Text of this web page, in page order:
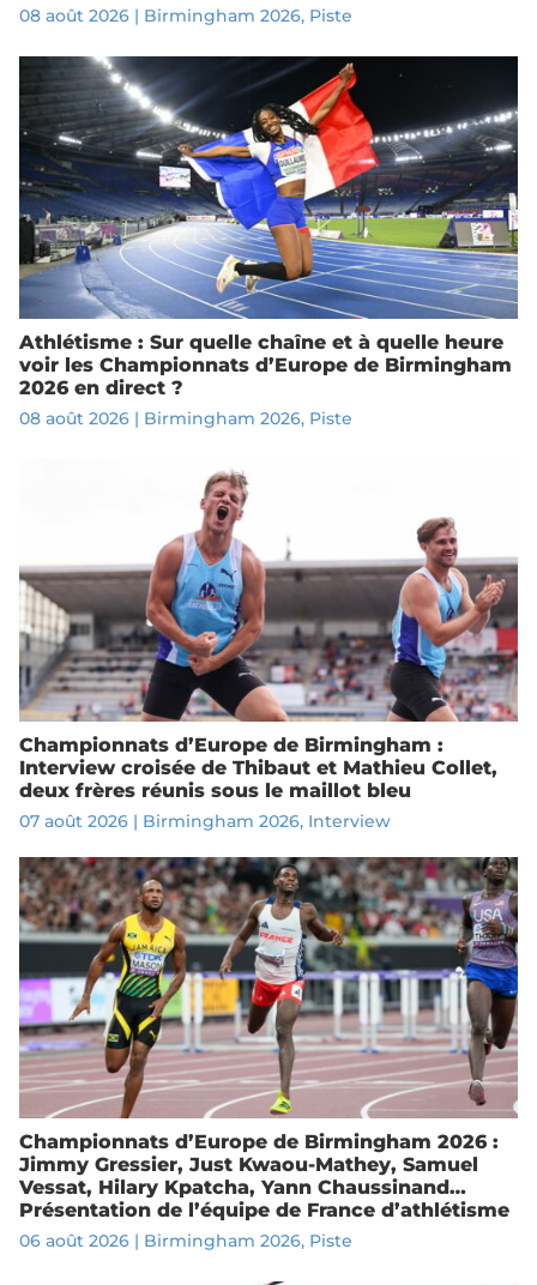
08 août 2026| Birmingham 2026, Piste
Athlétisme : Sur quelle chaîne et à quelle heure
voir les Championnats d’Europe de Birmingham
2026 en direct ?
08 août 2026| Birmingham 2026, Piste
Championnats d’Europe de Birmingham :
Interview croisée de Thibaut et Mathieu Collet,
deux frères réunis sous le maillot bleu
07 août 2026| Birmingham 2026, Interview
Championnats d’Europe de Birmingham 2026 :
Jimmy Gressier, Just Kwaou-Mathey, Samuel
Vessat, Hilary Kpatcha, Yann Chaussinand…
Présentation de l’équipe de France d’athlétisme
06 août 2026| Birmingham 2026, Piste